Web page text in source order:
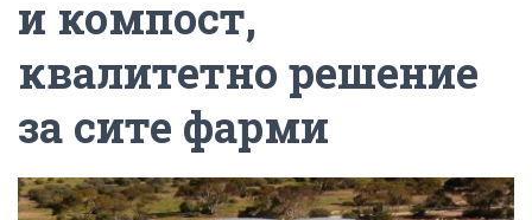
и компост,
квалитетно решение
за сите фарми